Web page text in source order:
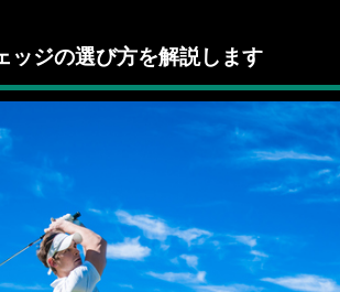
ッジの選び方を解説します